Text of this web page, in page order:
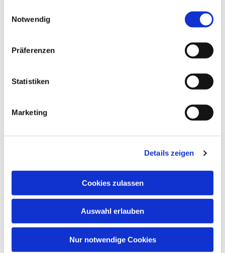
Notwendig
Präferenzen
Statistiken
Marketing
Details zeigen
Cookies zulassen
Auswahl erlauben
Nur notwendige Cookies